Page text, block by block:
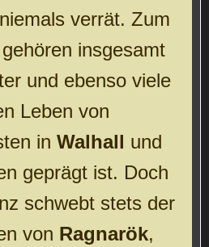
verrät. Zum
insgesamt
und ebenso viele
Leben von
inWalhall und
geprägt ist. Doch
schwebt stets der
von Ragnarök,